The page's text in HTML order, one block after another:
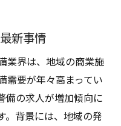
新事情
業界は、地域の商業施
需要が年々高まってい
備の求人が増加傾向に
。背景には、地域の発